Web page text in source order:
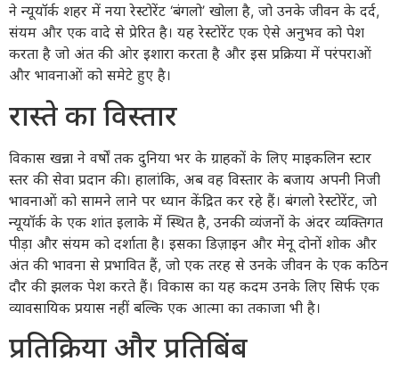
ने न्यूयॉर्क शहर में नया रेस्टोरेंट ‘बंगलो’ खोला है, जो उनके जीवन के दर्द,
संयम और एक वादे से प्रेरित है। यह रेस्टोरेंट एक ऐसे अनुभव को पेश
करता है जो अंत की ओर इशारा करता है और इस प्रक्रिया में परंपराओं
और भावनाओं को समेटे हुए है।
रास्ते का विस्तार
विकास खन्ना ने वर्षों तक दुनिया भर के ग्राहकों के लिए माइकलिन स्टार
स्तर की सेवा प्रदान की। हालांकि, अब वह विस्तार के बजाय अपनी निजी
भावनाओं को सामने लाने पर ध्यान केंद्रित कर रहे हैं। बंगलो रेस्टोरेंट, जो
न्यूयॉर्क के एक शांत इलाके में स्थित है, उनकी व्यंजनों के अंदर व्यक्तिगत
पीड़ा और संयम को दर्शाता है। इसका डिज़ाइन और मेनू दोनों शोक और
अंत की भावना से प्रभावित हैं, जो एक तरह से उनके जीवन के एक कठिन
दौर की झलक पेश करते हैं। विकास का यह कदम उनके लिए सिर्फ एक
व्यावसायिक प्रयास नहीं बल्कि एक आत्मा का तकाजा भी है।
प्रतिक्रिया और प्रतिबिंब